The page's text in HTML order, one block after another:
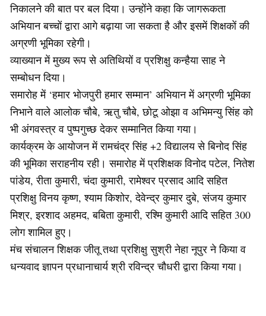
निकालने की बात पर बल दिया। उन्होंने कहा कि जागरूकता
अभियान बच्चों द्वारा आगे बढ़ाया जा सकता है और इसमें शिक्षकों की
अग्रणी भूमिका रहेगी।
व्याख्यान में मुख्य रूप से अतिथियों व प्रशिक्षु कन्हैया साह ने
सम्बोधन दिया।
समारोह में ‘हमार भोजपुरी हमार सम्मान’ अभियान में अग्रणी भूमिका
निभाने वाले आलोक चौबे, ऋतु चौबे, छोटू ओझा व अभिमन्यु सिंह को
भी अंगवस्त्र व पुष्पगुच्छ देकर सम्मानित किया गया।
कार्यक्रम के आयोजन में रामचंद्र सिंह +2 विद्यालय से बिनोद सिंह
की भूमिका सराहनीय रही। समारोह में प्रशिक्षक विनोद पटेल, नितेश
पांडेय, रीता कुमारी, चंदा कुमारी, रामेश्वर प्रसाद आदि सहित
प्रशिक्षु विनय कृष्ण, श्याम किशोर, देवेन्द्र कुमार दुबे, संजय कुमार
मिश्र, इरशाद अहमद, बबिता कुमारी, रश्मि कुमारी आदि सहित 300
लोग शामिल हुए।
मंच संचालन शिक्षक जीतू तथा प्रशिक्षु सुश्री नेहा नूपुर ने किया व
धन्यवाद ज्ञापन प्रधानाचार्य श्री रविन्द्र चौधरी द्वारा किया गया।